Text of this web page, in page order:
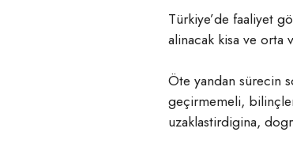
Türkiye’de faaliyet
alinacak kisa ve orta
Öte yandan sürecin
geçirmemeli,
uzaklastirdigina,